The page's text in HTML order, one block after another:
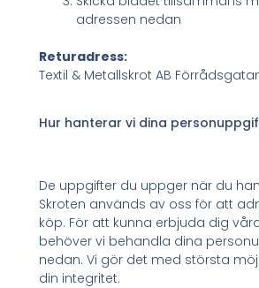
adressen nedan
Returadress:
Textil & Metallskrot AB Förrådsgatan
Hur hanterar vi dina
De uppgifter du uppger när du
Skroten används av oss för att
köp. För att kunna erbjuda dig
behöver vi behandla dina
nedan. Vi gör det med största
din integritet.